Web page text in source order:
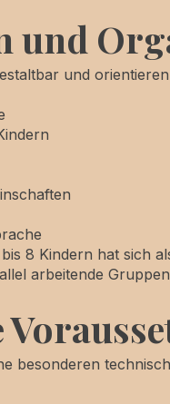
und
und
8 Kindern hat sich
arbeitende
besonderen